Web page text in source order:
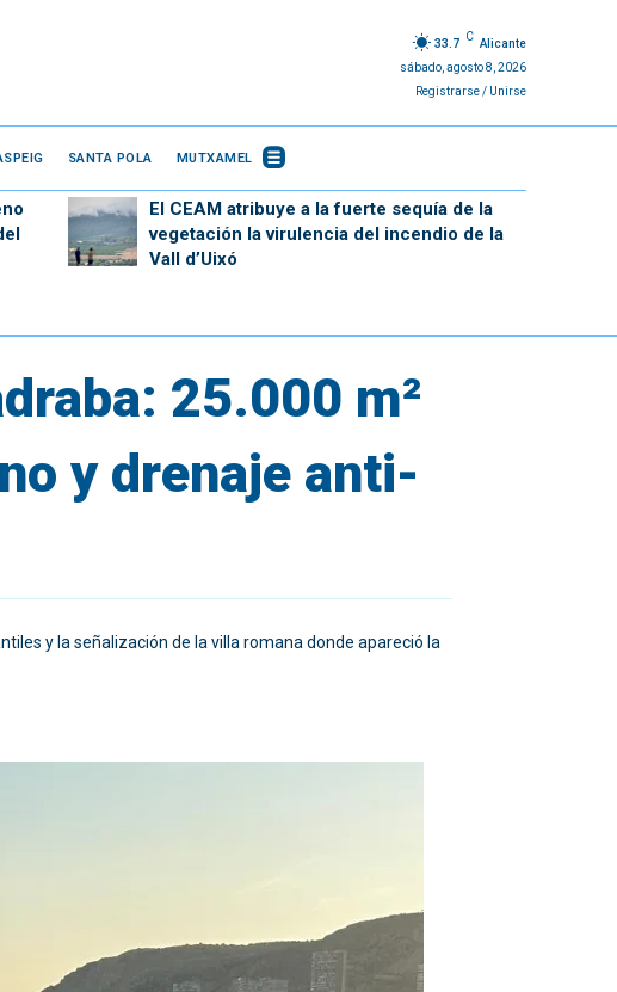
33.7
C
Alicante
sábado, agosto 8, 2026
Registrarse / Unirse
SANTA POLA MUTXAMEL
El CEAM atribuye a la fuerte sequía de la
vegetación la virulencia del incendio de la
Vall d’Uixó
25.000 m²
y drenaje anti-
y la señalización de la villa romana donde apareció la